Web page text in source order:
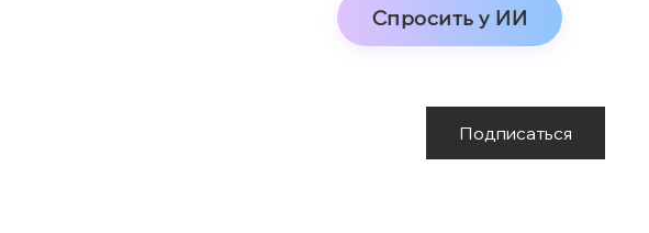
Спросить у ИИ
Подписаться